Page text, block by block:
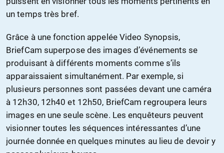
un temps très bref.
Grâce à une fonction appelée Video Synopsis,
BriefCam superpose des images d’événements se
produisant à différents moments comme s’ils
apparaissaient simultanément. Par exemple, si
plusieurs personnes sont passées devant une caméra
à 12h30, 12h40 et 12h50, BriefCam regroupera leurs
images en une seule scène. Les enquêteurs peuvent
visionner toutes les séquences intéressantes d’une
journée donnée en quelques minutes au lieu de devoir y